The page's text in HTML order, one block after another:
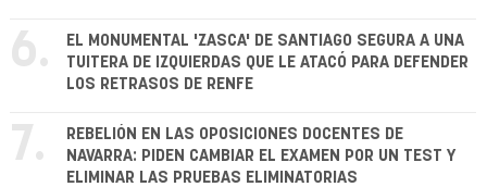
6.
EL MONUMENTAL 'ZASCA' DE SANTIAGO SEGURA A UNA
TUITERA DE IZQUIERDAS QUE LE ATACÓ PARA DEFENDER
LOS RETRASOS DE RENFE
7.
REBELIÓN EN LAS OPOSICIONES DOCENTES DE
NAVARRA: PIDEN CAMBIAR EL EXAMEN POR UN TEST Y
ELIMINAR LAS PRUEBAS ELIMINATORIAS